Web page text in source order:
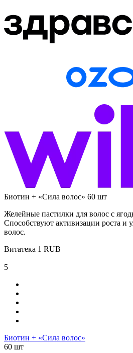
Биотин + «Сила волос» 60 шт
Желейные пастилки для волос с
Способствуют активизации роста и
волос.
Витатека 1 RUB
5
Биотин + «Сила волос»
60 шт